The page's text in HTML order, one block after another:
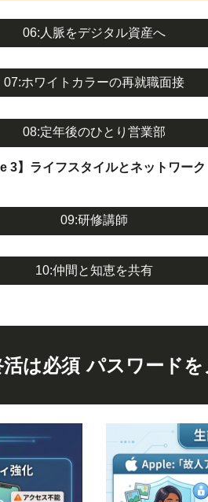
06:人脈をデジタル資産へ
07:ホワイトカラーの再就職面接
08:定年後のひとり営業部
3】ライフスタイルとネットワー
09:研修講師
10:仲間と知恵を共有
は必須 パスワード